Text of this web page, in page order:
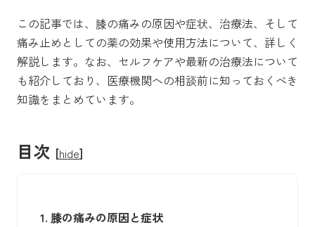
この記事では、膝の痛みの原因や症状、治療法、そして
痛み止めとしての薬の効果や使用方法について、詳しく
解説します。なお、セルフケアや最新の治療法について
も紹介しており、医療機関への相談前に知っておくべき
知識をまとめています。
目次 [hide]
1. 膝の痛みの原因と症状